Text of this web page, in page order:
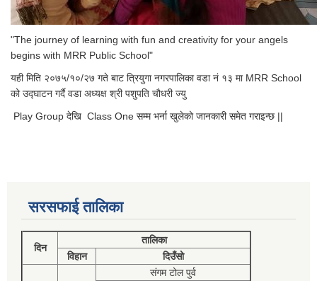
"The journey of learning with fun and creativity for your angels
begins with MRR Public School"
यही मिति २०७५/१०/२७ गते बाट त्रियुगा नगरपालिका वडा नं १३ मा MRR School
को उद्घाटन गर्दै वडा अध्यक्ष श्री पशुपति चौधरी ज्यु
Play Group देखि Class One सम्म भर्ना खुलेको जानकारी समेत गराइन्छ ||
सरसफाई तालिका
दिन
तालिका
विहान
दिउँसो
संगम टोल पुर्व